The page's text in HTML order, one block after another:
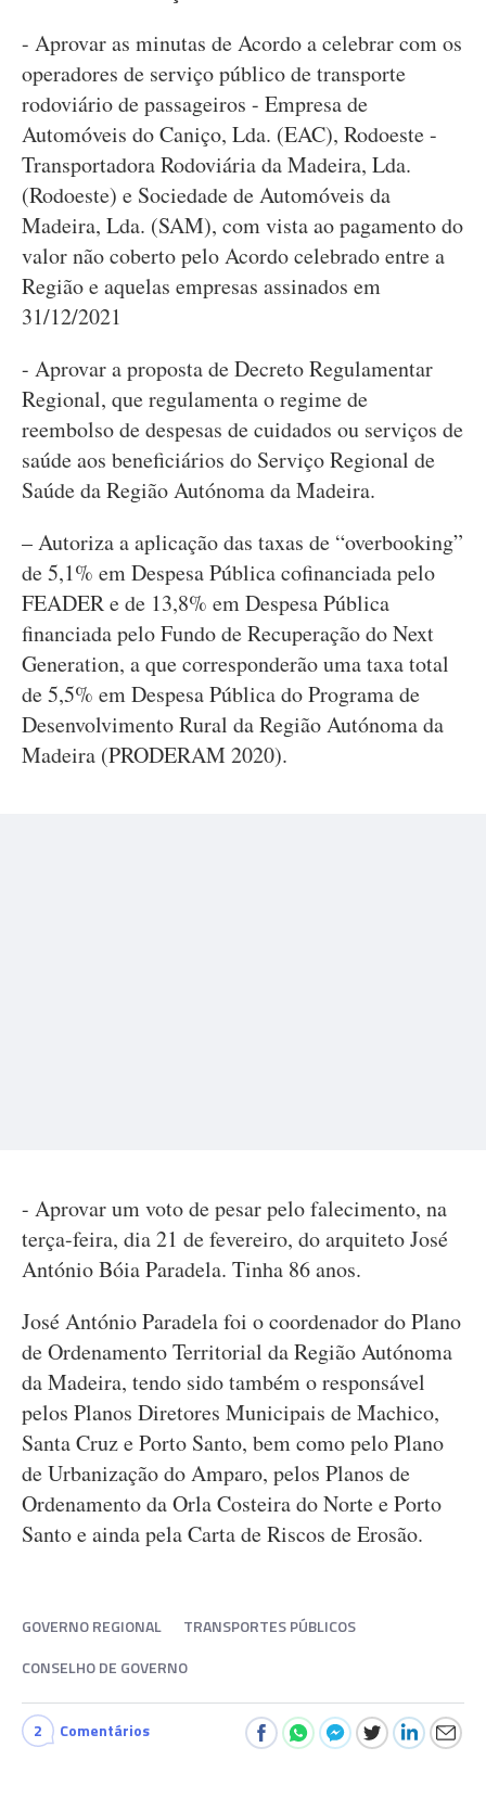
- Aprovar as minutas de Acordo a celebrar com os
operadores de serviço público de transporte
rodoviário de passageiros - Empresa de
Automóveis do Caniço, Lda. (EAC), Rodoeste -
Transportadora Rodoviária da Madeira, Lda.
(Rodoeste) e Sociedade de Automóveis da
Madeira, Lda. (SAM), com vista ao pagamento do
valor não coberto pelo Acordo celebrado entre a
Região e aquelas empresas assinados em
31/12/2021
- Aprovar a proposta de Decreto Regulamentar
Regional, que regulamenta o regime de
reembolso de despesas de cuidados ou serviços de
saúde aos beneficiários do Serviço Regional de
Saúde da Região Autónoma da Madeira.
– Autoriza a aplicação das taxas de “overbooking”
de 5,1% em Despesa Pública cofinanciada pelo
FEADER e de 13,8% em Despesa Pública
financiada pelo Fundo de Recuperação do Next
Generation, a que corresponderão uma taxa total
de 5,5% em Despesa Pública do Programa de
Desenvolvimento Rural da Região Autónoma da
Madeira (PRODERAM 2020).
- Aprovar um voto de pesar pelo falecimento, na
terça-feira, dia 21 de fevereiro, do arquiteto José
António Bóia Paradela. Tinha 86 anos.
José António Paradela foi o coordenador do Plano
de Ordenamento Territorial da Região Autónoma
da Madeira, tendo sido também o responsável
pelos Planos Diretores Municipais de Machico,
Santa Cruz e Porto Santo, bem como pelo Plano
de Urbanização do Amparo, pelos Planos de
Ordenamento da Orla Costeira do Norte e Porto
Santo e ainda pela Carta de Riscos de Erosão.
GOVERNO REGIONAL
TRANSPORTES PÚBLICOS
CONSELHO DE GOVERNO
2 Comentários